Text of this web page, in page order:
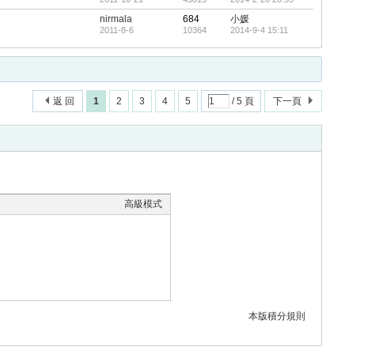
nirmala
2011-8-6
684
10364
小媛
2014-9-4 15:11
1 2 3 4 5 / 5 頁 下一頁
返 回
高級模式
本版積分規則